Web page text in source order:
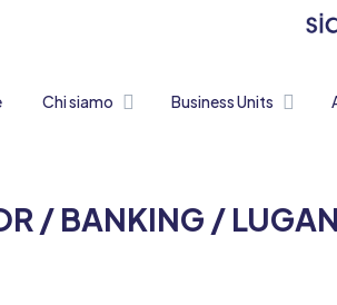
Chi siamo Business Units
/ BANKING /